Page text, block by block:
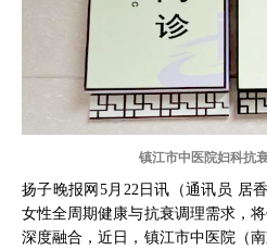
镇江市中医院妇科抗
扬子晚报网5月22日讯（通讯员 居
女性全周期健康与抗衰调理需求，
深度融合，近日，镇江市中医院（